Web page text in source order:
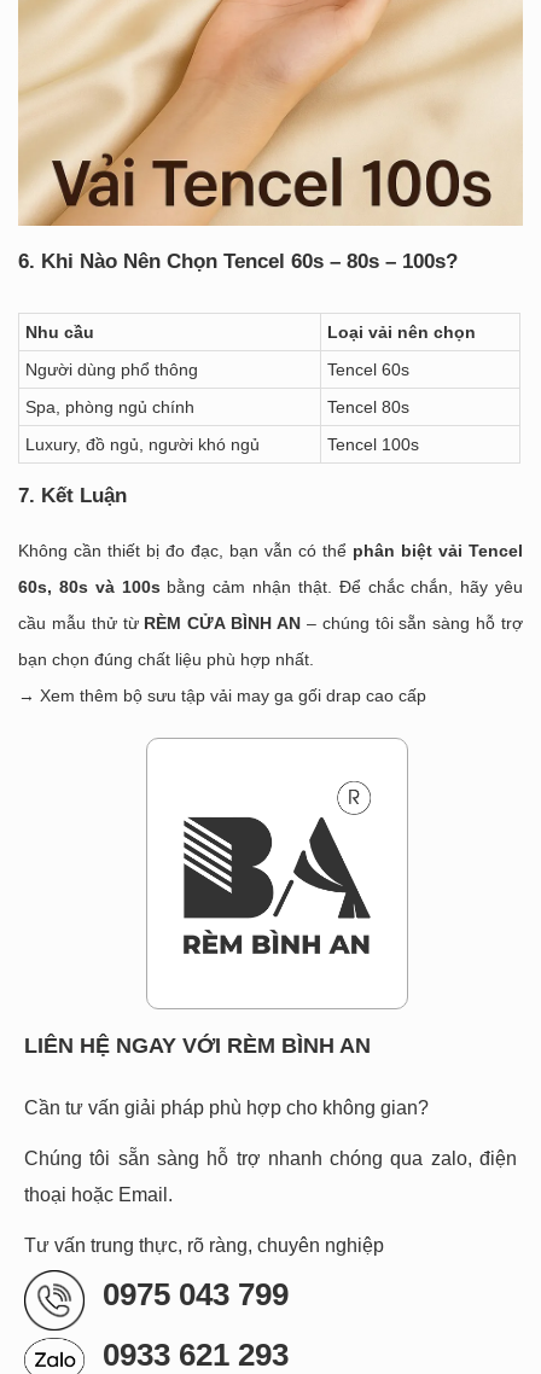
6. Khi Nào Nên Chọn Tencel 60s – 80s – 100s?
Nhu cầu
Loại vải nên chọn
Người dùng phổ thông
Tencel 60s
Spa, phòng ngủ chính
Tencel 80s
Luxury, đồ ngủ, người khó ngủ
Tencel 100s
7. Kết Luận
Không cần thiết bị đo đạc, bạn vẫn có thể phân biệt vải Tencel
60s, 80s và 100s bằng cảm nhận thật. Để chắc chắn, hãy yêu
cầu mẫu thử từ RÈM CỬA BÌNH AN – chúng tôi sẵn sàng hỗ trợ
bạn chọn đúng chất liệu phù hợp nhất.
→ Xem thêm bộ sưu tập vải may ga gối drap cao cấp
LIÊN HỆ NGAY VỚI RÈM BÌNH AN
Cần tư vấn giải pháp phù hợp cho không gian?
Chúng tôi sẵn sàng hỗ trợ nhanh chóng qua zalo, điện
thoại hoặc Email.
Tư vấn trung thực, rõ ràng, chuyên nghiệp
0975 043 799
0933 621 293